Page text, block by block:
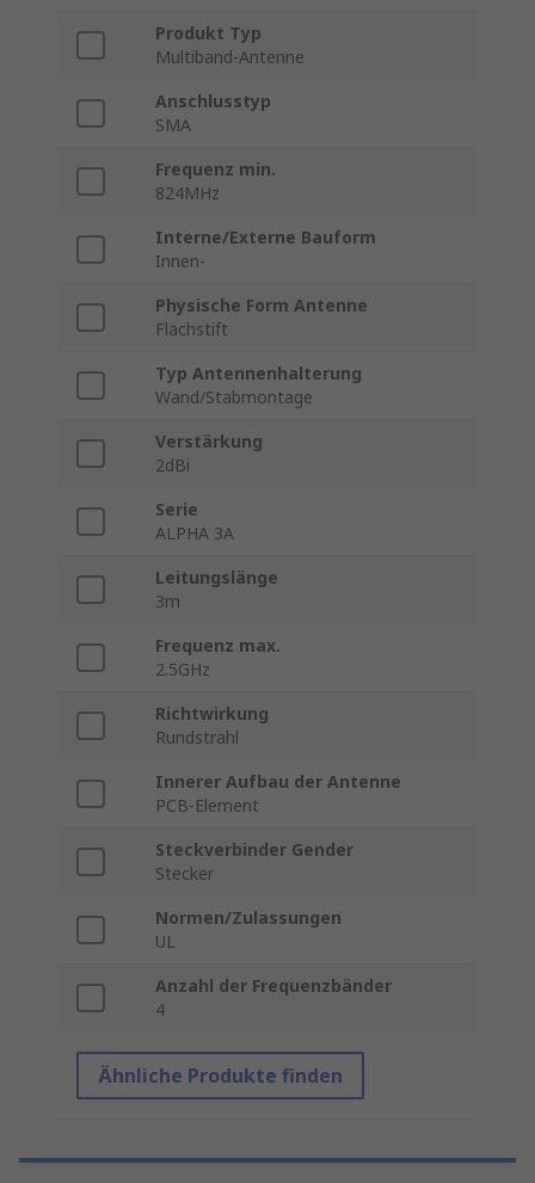
Produkt Typ
Multiband-Antenne
Anschlusstyp
SMA
Frequenz min.
824MHz
Interne/Externe Bauform
Innen-
Physische Form Antenne
Flachstift
Typ Antennenhalterung
Wand/Stabmontage
Verstärkung
2dBi
Serie
ALPHA 3A
Leitungslänge
3m
Frequenz max.
2.5GHz
Richtwirkung
Rundstrahl
Innerer Aufbau der Antenne
PCB-Element
Steckverbinder Gender
Stecker
Normen/Zulassungen
UL
Anzahl der Frequenzbänder
4
Ähnliche Produkte finden